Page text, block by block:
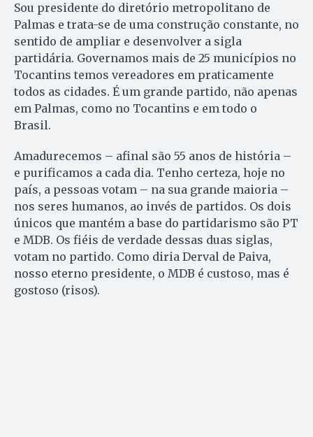
Sou presidente do diretório metropolitano de
Palmas e trata-se de uma construção constante, no
sentido de ampliar e desenvolver a sigla
partidária. Governamos mais de 25 municípios no
Tocantins temos vereadores em praticamente
todos as cidades. É um grande partido, não apenas
em Palmas, como no Tocantins e em todo o
Brasil.
Amadurecemos – afinal são 55 anos de história –
e purificamos a cada dia. Tenho certeza, hoje no
país, a pessoas votam – na sua grande maioria –
nos seres humanos, ao invés de partidos. Os dois
únicos que mantém a base do partidarismo são PT
e MDB. Os fiéis de verdade dessas duas siglas,
votam no partido. Como diria Derval de Paiva,
nosso eterno presidente, o MDB é custoso, mas é
gostoso (risos).